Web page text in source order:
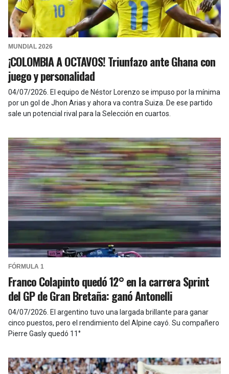
MUNDIAL 2026
¡COLOMBIA A OCTAVOS! Triunfazo ante Ghana con
juego y personalidad
04/07/2026 El equipo de Néstor Lorenzo se impuso por la mínima
por un gol de Jhon Arias y ahora va contra Suiza. De ese partido
sale un potencial rival para la Selección en cuartos.
FÓRMULA 1
Franco Colapinto quedó 12° en la carrera Sprint
del GP de Gran Bretaña: ganó Antonelli
04/07/2026 El argentino tuvo una largada brillante para ganar
cinco puestos, pero el rendimiento del Alpine cayó. Su compañero
Pierre Gasly quedó 11°